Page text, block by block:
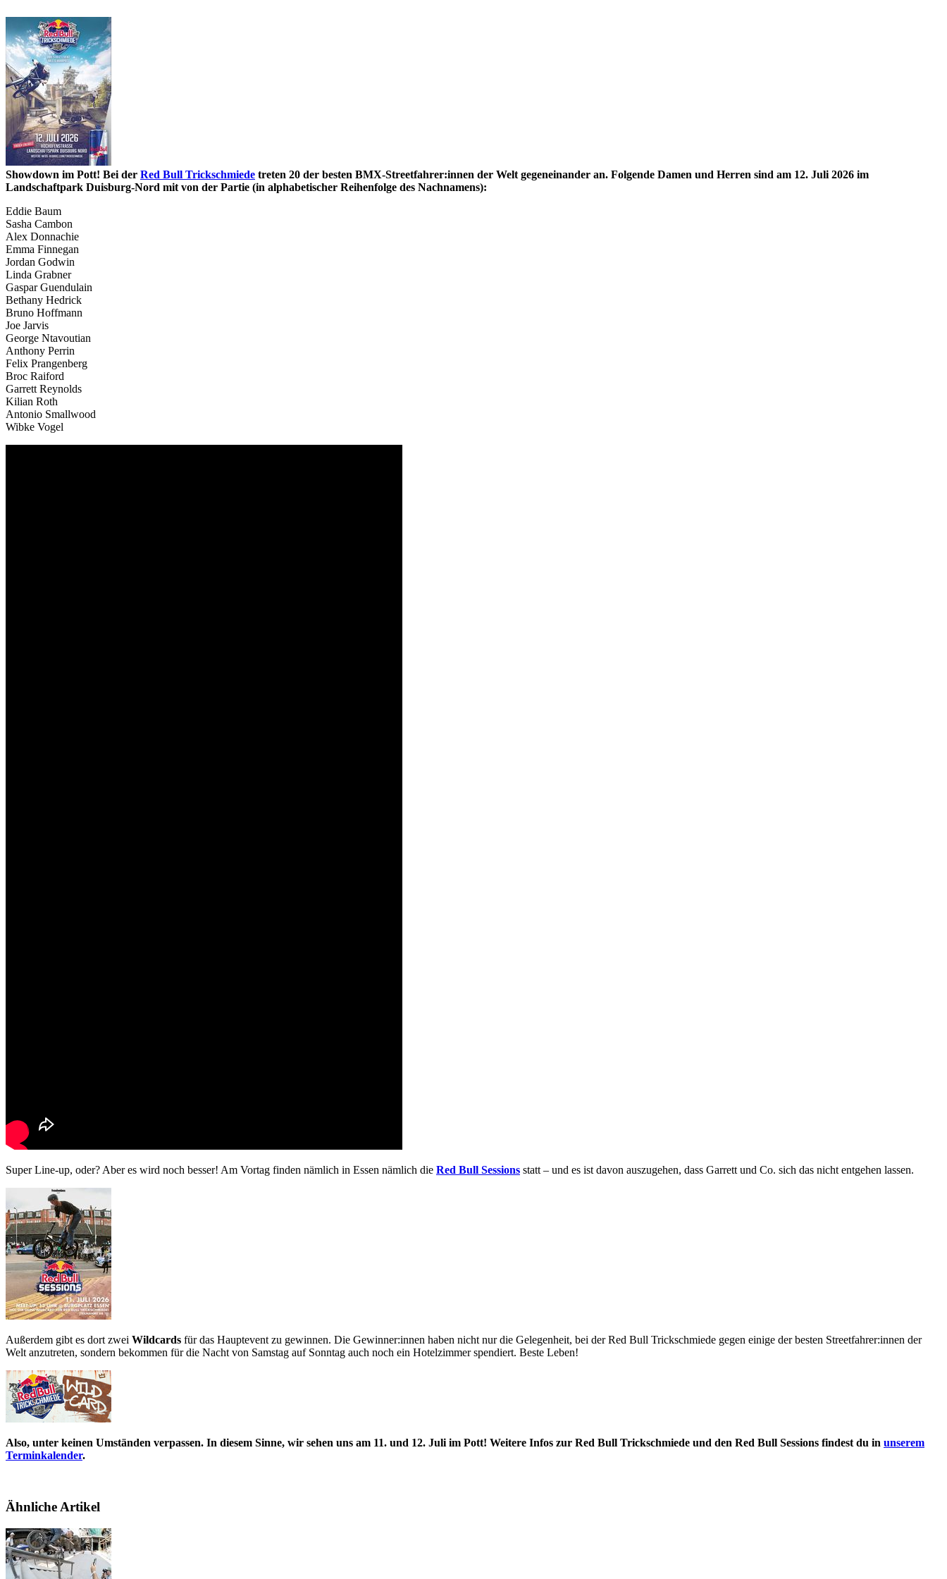
Showdown im Pott! Bei der Red Bull Trickschmiede treten 20 der besten BMX-Streetfahrer:innen der Welt gegeneinander an. Folgende Damen und Herren sind am 12. Juli 2026 im
Landschaftpark Duisburg-Nord mit von der Partie (in alphabetischer Reihenfolge des Nachnamens):
Eddie Baum
Sasha Cambon
Alex Donnachie
Emma Finnegan
Jordan Godwin
Linda Grabner
Gaspar Guendulain
Bethany Hedrick
Bruno Hoffmann
Joe Jarvis
George Ntavoutian
Anthony Perrin
Felix Prangenberg
Broc Raiford
Garrett Reynolds
Kilian Roth
Antonio Smallwood
Wibke Vogel
Super Line-up, oder? Aber es wird noch besser! Am Vortag finden nämlich in Essen nämlich die Red Bull Sessions statt – und es ist davon auszugehen, dass Garrett und Co. sich das nicht entgehen lassen.
Außerdem gibt es dort zwei Wildcards für das Hauptevent zu gewinnen. Die Gewinner:innen haben nicht nur die Gelegenheit, bei der Red Bull Trickschmiede gegen einige der besten Streetfahrer:innen der
Welt anzutreten, sondern bekommen für die Nacht von Samstag auf Sonntag auch noch ein Hotelzimmer spendiert. Beste Leben!
Also, unter keinen Umständen verpassen. In diesem Sinne, wir sehen uns am 11. und 12. Juli im Pott! Weitere Infos zur Red Bull Trickschmiede und den Red Bull Sessions findest du in unserem
Terminkalender.
Ähnliche Artikel